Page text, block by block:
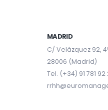
MADRID
C/ Velázquez 92,
28006 (Madrid)
Tel. (+34) 91 781 92